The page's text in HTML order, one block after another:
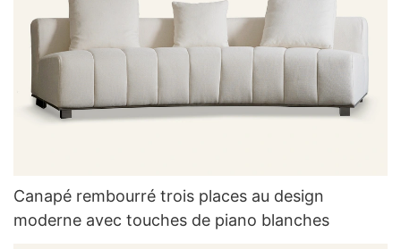
Canapé rembourré trois places au design
moderne avec touches de piano blanches